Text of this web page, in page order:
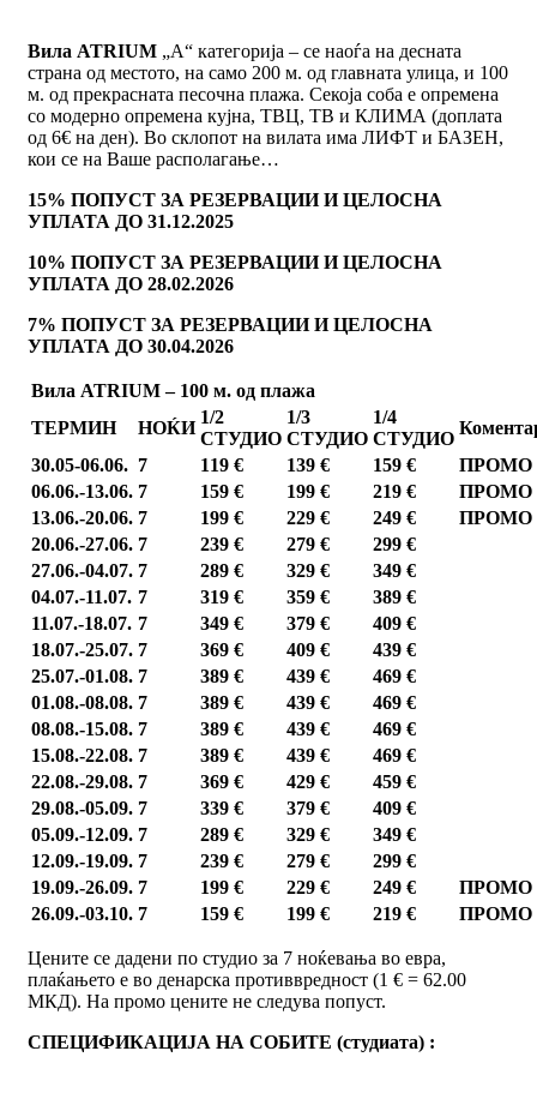
Вила ATRIUM „А“ категорија – се наоѓа на десната
страна од местото, на само 200 м. од главната улица, и 100
м. од прекрасната песочна плажа. Секоја соба е опремена
со модерно опремена кујна, ТВЦ, ТВ и КЛИМА (доплата
од 6€ на ден). Во склопот на вилата има ЛИФТ и БАЗЕН,
кои се на Ваше располагање…
15% ПОПУСТ ЗА РЕЗЕРВАЦИИ И ЦЕЛОСНА
УПЛАТА ДО 31.12.2025
10% ПОПУСТ ЗА РЕЗЕРВАЦИИ И ЦЕЛОСНА
УПЛАТА ДО 28.02.2026
7% ПОПУСТ ЗА РЕЗЕРВАЦИИ И ЦЕЛОСНА
УПЛАТА ДО 30.04.2026
Вила ATRIUM – 100 м. од плажа
ТЕРМИН
НОЌИ
1/2
СТУДИО
1/3
СТУДИО
1/4
СТУДИО
30.05-06.06. 7 119 € 139 € 159 €
ПРОМО
06.06.-13.06. 7 159 € 199 € 219 €
ПРОМО
13.06.-20.06. 7 199 € 229 € 249 €
ПРОМО
20.06.-27.06. 7 239 € 279 € 299 €
27.06.-04.07. 7 289 € 329 € 349 €
04.07.-11.07. 7 319 € 359 € 389 €
11.07.-18.07. 7 349 € 379 € 409 €
18.07.-25.07. 7 369 € 409 € 439 €
25.07.-01.08. 7 389 € 439 € 469 €
01.08.-08.08. 7 389 € 439 € 469 €
08.08.-15.08. 7 389 € 439 € 469 €
15.08.-22.08. 7 389 € 439 € 469 €
22.08.-29.08. 7 369 € 429 € 459 €
29.08.-05.09. 7 339 € 379 € 409 €
05.09.-12.09. 7 289 € 329 € 349 €
12.09.-19.09. 7 239 € 279 € 299 €
19.09.-26.09. 7 199 € 229 € 249 €
ПРОМО
26.09.-03.10. 7 159 € 199 € 219 € ПРОМО
Цените се дадени по студио за 7 ноќевања во евра,
плаќањето е во денарска противвредност (1 € = 62.00
МКД). На промо цените не следува попуст.
СПЕЦИФИКАЦИЈА НА СОБИТЕ (студиата) :